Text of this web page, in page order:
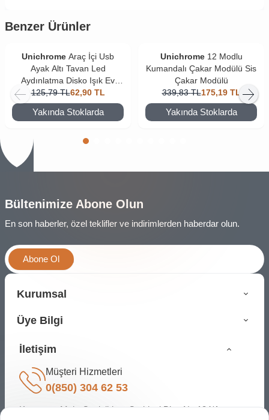
Benzer Ürünler
Unichrome Araç İçi Usb
Ayak Altı Tavan Led
Aydınlatma Disko Işık Ev
Oda Dekorasyon Gece
Lambası
125,79 TL62,90 TL
Yakında Stoklarda
Unichrome 12 Modlu
Kumandalı Çakar Modülü Sis
Çakar Modülü
339,83 TL175,19 TL
Yakında Stoklarda
Bültenimize Abone Olun
En son haberler, özel teklifler ve indirimlerden haberdar olun.
Abone Ol
Kurumsal
Üye Bilgi
İletişim
Müşteri Hizmetleri
0(850) 304 62 53
Karapınar Mah. Cevizlidere Caddesi Bina No:134/A